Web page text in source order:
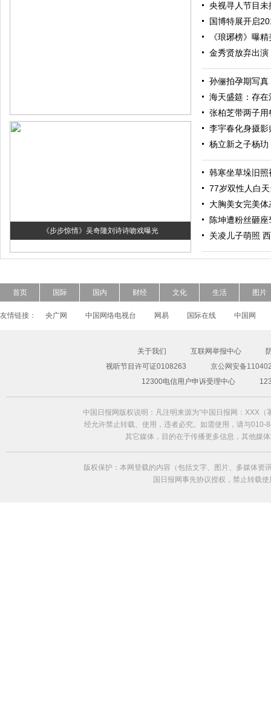
《步步惊情》吴奇隆刘诗诗吻戏曝光
超模Freja Beha演绎2014春夏形象大片
央视寻人节目
国博特展开启
《琅琊榜》曝
金秀贤放弃出
孙俪拍孕期写
海天盛筵：存
张柏芝带两子
李宇春化身摄
杨立新之子杨
韩寒坐草垛旧
77岁双性人白
大胸美女完美
陈坤遭粉丝砸
关凌儿子萌照
首页 国际 国内 财经 文化 生活 图片
友情链接： 央广网 中国网络电视台 网易 国际在线 中国网
关于我们 互联网举报中心
视听节目许可证0108263
京公网安备
12300电信用户申诉受理中心
中国日报网版权说明：凡注明来源为“中国日报网：XXX
经允许禁止转载、使用，违者必究。如需使用，请与010-
其它媒体，目的在于传播更多信息，其他媒
版权保护：本网登载的内容（包括文字、图片、多媒体
国日报网事先协议授权，禁止转载